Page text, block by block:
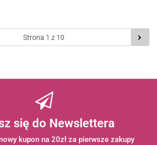
się do Newslettera
kupon na 20zł za pierwsze zakupy